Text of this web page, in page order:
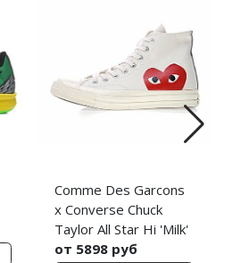
Comme Des Garcons
x Converse Chuck
Taylor All Star Hi 'Milk'
от 5898 руб